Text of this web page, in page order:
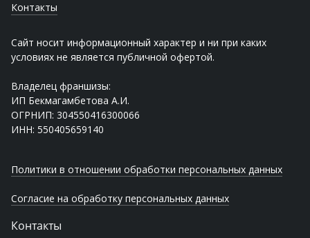
Контакты
Сайт носит информационный характер и ни при каких
условиях не является публичной офертой.
Владелец франшизы:
ИП Бекмагамбетова А.И.
ОГРНИП: 304550416300066
ИНН: 550405659140
Политики в отношении обработки персональных данных
Согласие на обработку персональных данных
Контакты